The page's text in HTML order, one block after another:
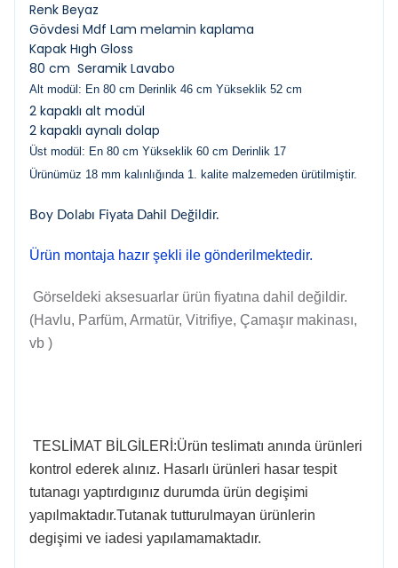
Renk Beyaz
Gövdesi Mdf Lam melamin kaplama
Kapak Hıgh Gloss
80 cm Seramik Lavabo
Alt modül: En 80 cm Derinlik 46 cm Yükseklik 52 cm
2 kapaklı alt modül
2 kapaklı aynalı dolap
Üst modül: En 80 cm Yükseklik 60 cm Derinlik 17
Ürünümüz 18 mm kalınlığında 1. kalite malzemeden ürütilmiştir.
Boy Dolabı Fiyata Dahil Değildir.
Ürün montaja hazır şekli ile gönderilmektedir.
Görseldeki aksesuarlar ürün fiyatına dahil değildir.
(Havlu, Parfüm, Armatür, Vitrifiye, Çamaşır makinası,
vb )
TESLİMAT BİLGİLERİ:Ürün teslimatı anında ürünleri
kontrol ederek alınız. Hasarlı ürünleri hasar tespit
tutanagı yaptırdıgınız durumda ürün degişimi
yapılmaktadır.Tutanak tutturulmayan ürünlerin
degişimi ve iadesi yapılamamaktadır.